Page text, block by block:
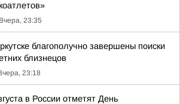
Вчера, 23:35
благополучно завершены поиски
близнецов
23:18
в России отметят День